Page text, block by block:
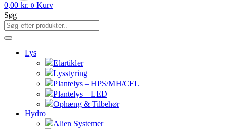
0,00 kr. 0 Kurv
Søg
Lys
Elartikler
Lysstyring
Plantelys – HPS/MH/CFL
Plantelys – LED
Ophæng & Tilbehør
Hydro
Alien Systemer